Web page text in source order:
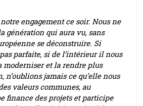
engagement ce soir. Nous ne
génération qui aura vu, sans
se déconstruire. Si
parfaite, si de l’intérieur il nous
moderniser et la rendre plus
n’oublions jamais ce qu’elle nous
valeurs communes, au
finance des projets et participe